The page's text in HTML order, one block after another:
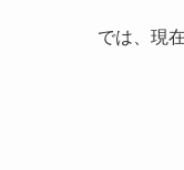
では、現在